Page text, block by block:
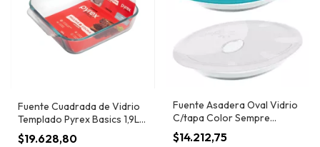
Fuente Cuadrada de Vidrio
Templado Pyrex Basics 1,9L
20,5cm
$19.628,80
Fuente Asadera Oval Vidrio
C/tapa Color Sempre
35x22cm 2.5l
$14.212,75